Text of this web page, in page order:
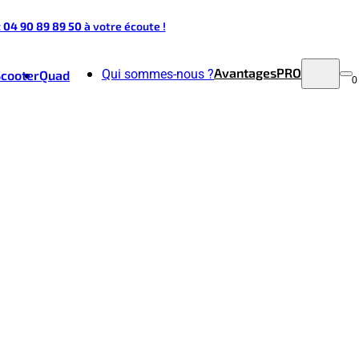
90 89 89 50à votre écoute !
Quad Qui sommes-nous ?AvantagesPRO 0